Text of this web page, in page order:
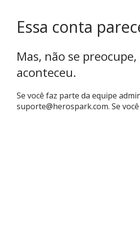
Essa conta
Mas, não se
aconteceu.
Se você faz parte da equipe
suporte@herospark.com. Se